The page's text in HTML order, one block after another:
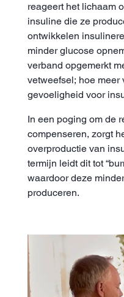
reageert het lichaam
insuline die ze
ontwikkelen
minder glucose
verband opgemerkt
vetweefsel; hoe meer
gevoeligheid voor
In een poging om de
compenseren, zorgt
overproductie van
termijn leidt dit tot
waardoor deze
produceren.